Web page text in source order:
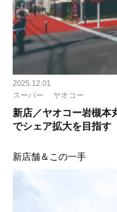
2025.12.01
スーパー
ヤオコー
新店／ヤオコー岩槻本
でシェア拡大を目指す
新店舗＆この一手